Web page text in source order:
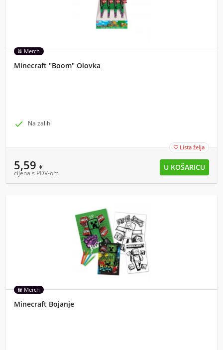
Merch
Minecraft "Boom" Olovka
 Na zalihi
 Lista želja
5,59 €
cijena s PDV-om
Merch
Minecraft Bojanje